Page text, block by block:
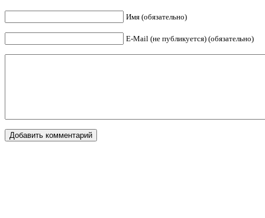
Имя (обязательно)
E-Mail (не публикуется) (обязательно)